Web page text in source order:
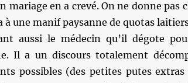
mariage en a crevé. On ne donne pas
à une manif paysanne de quotas
aussi le médecin qu’il dégote
Il a un discours totalement
possibles (des petites putes